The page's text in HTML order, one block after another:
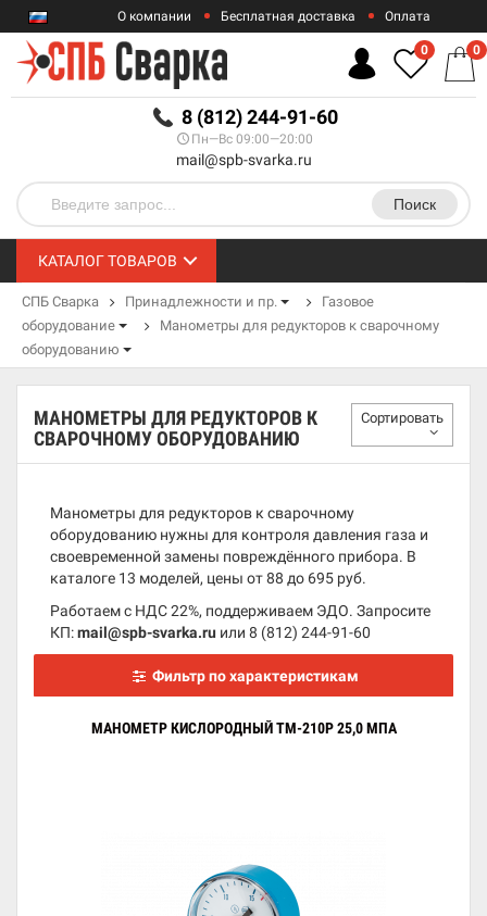
RUB
О компании Бесплатная доставка Оплата
Гарантии
8 (812) 244-91-60
Пн—Вс 09:00—20:00
mail@spb-svarka.ru
Поиск
0 0
КАТАЛОГ ТОВАРОВ
СПБ Сварка Принадлежности и пр.
Газовое
оборудование
Манометры для редукторов к сварочному
оборудованию
МАНОМЕТРЫ ДЛЯ РЕДУКТОРОВ К
СВАРОЧНОМУ ОБОРУДОВАНИЮ
Сортировать
Манометры для редукторов к сварочному
оборудованию нужны для контроля давления газа и
своевременной замены повреждённого прибора. В
каталоге 13 моделей, цены от 88 до 695 руб.
Работаем с НДС 22%, поддерживаем ЭДО. Запросите
КП:mail@spb-svarka.ru или 8 (812) 244-91-60
Фильтр по характеристикам
МАНОМЕТР КИСЛОРОДНЫЙ ТМ-210Р 25,0 МПА